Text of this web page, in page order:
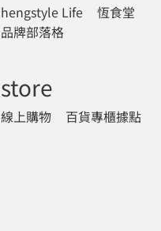
hengstyle Life
恆食堂
品牌部落格
store
線上購物 百貨專櫃據點